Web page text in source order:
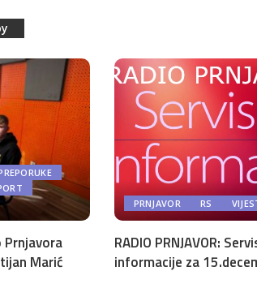
Prnjavora
Marić
PRNJAVOR RS
RADIO PRNJAVOR:
informacije za